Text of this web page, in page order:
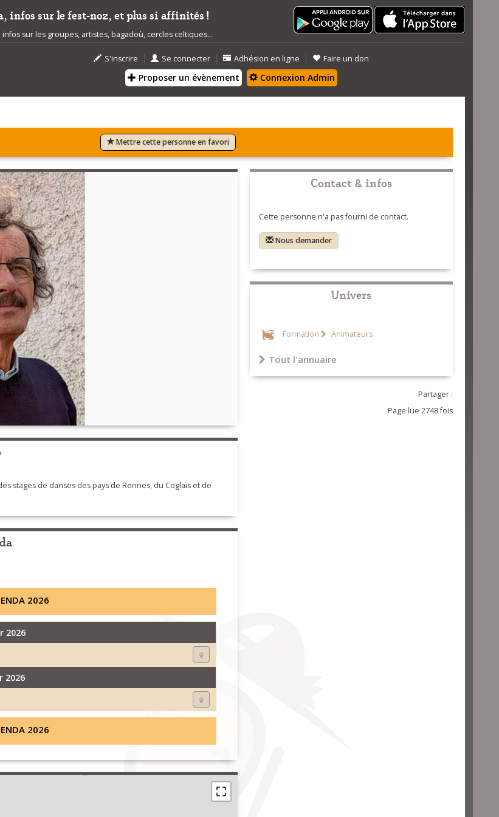
infos sur le fest-noz, et plus si affinités !
sur les groupes, artistes, bagadoù, cercles celtiques...
S'inscrire | Se connecter | Adhésion en ligne | Faire un don
Proposer un évènement Connexion Admin
Mettre cette personne en favori
stages de danses des pays de Rennes, du Coglais et de
2026
2026
2026
2026
Contact & infos
Cette personne n'a pas fourni de contact.
Nous demander
Univers
Formation Animateurs
Tout l'annuaire
Partager :
Page lue 2748 fois